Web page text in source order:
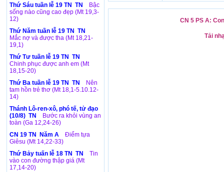
Thứ Sáu tuần lễ 19 TN TN
Bậc
sống nào cũng cao đẹp (Mt 19,3-
12)
Thứ Năm tuần lễ 19 TN TN
Mắc nợ và được tha (Mt 18,21-
19,1)
Thứ Tư tuần lễ 19 TN TN
Chinh phục được anh em (Mt
18,15-20)
Thứ Ba tuần lễ 19 TN TN
Nên
tam hồn trẻ thơ (Mt 18,1-5.10.12-
14)
Thánh Lô-ren-xô, phó tế, tử đạo
(10/8) TN
Bước ra khỏi vùng an
toàn (Ga 12,24-26)
CN 19 TN Năm A
Điểm tựa
Giêsu (Mt 14,22-33)
Thứ Bảy tuấn lễ 18 TN TN
Tin
vào con đường thập giá (Mt
17,14-20)
CN 5 PS A:
Tải